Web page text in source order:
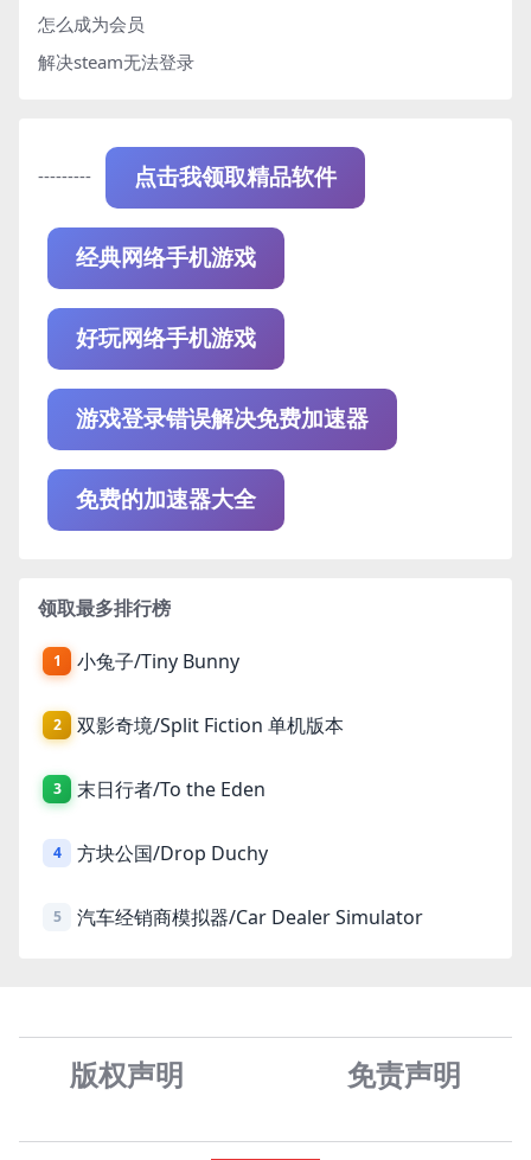
怎么成为会员
解决steam无法登录
--------- 点击我领取精品软件
经典网络手机游戏
好玩网络手机游戏
游戏登录错误解决免费加速器
免费的加速器大全
领取最多排行榜
1 小兔子/Tiny Bunny
2 双影奇境/Split Fiction 单机版本
3 末日行者/To the Eden
4 方块公国/Drop Duchy
5 汽车经销商模拟器/Car Dealer Simulator
版权声明 免责声明